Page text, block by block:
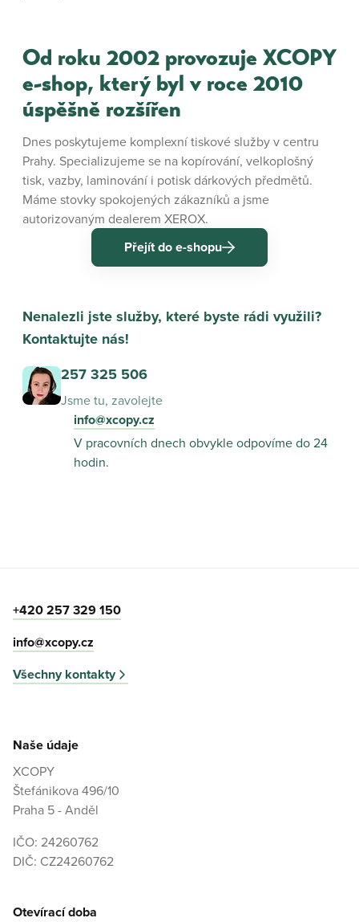
Od roku 2002 provozuje XCOPY
e-shop, který byl v roce 2010
úspěšně rozšířen
Dnes poskytujeme komplexní tiskové služby v centru
Prahy. Specializujeme se na kopírování, velkoplošný
tisk, vazby, laminování i potisk dárkových předmětů.
Máme stovky spokojených zákazníků a jsme
autorizovaným dealerem XEROX.
Přejít do e-shopu
Nenalezli jste služby, které byste rádi využili?
Kontaktujte nás!
257 325 506
Jsme tu, zavolejte
info@xcopy.cz
V pracovních dnech obvykle odpovíme do 24
hodin.
+420 257 329 150
info@xcopy.cz
Všechny kontakty
Naše údaje
XCOPY
Štefánikova 496/10
Praha 5 - Anděl
IČO: 24260762
DIČ: CZ24260762
Otevírací doba